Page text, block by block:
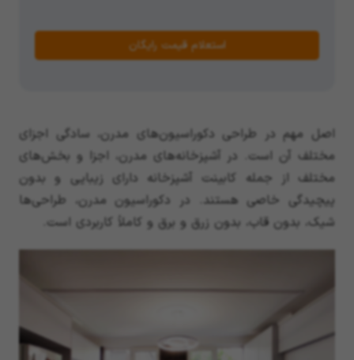
استعلام قیمت رایگان
اصل مهم در طراحی دکوراسیون‌های مدرن، سادگی اجزای
مختلف آن است. در آشپزخانه‌های مدرن، اجزا و بخش‌های
مختلف از جمله کابینت آشپزخانه دارای زیبایی و بدون
پیچیدگی خاصی هستند. در دکوراسیون مدرن، طراحی‌ها
شیک، بدون قاب، بدون زرق و برق و کاملاً کاربردی است.